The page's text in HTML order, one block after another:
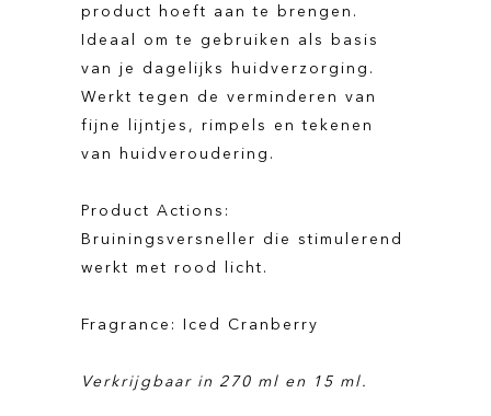
product hoeft aan te brengen.
Ideaal om te gebruiken als basis
van je dagelijks huidverzorging.
Werkt tegen de verminderen van
fijne lijntjes, rimpels en tekenen
van huidveroudering.
Product Actions:
Bruiningsversneller die stimulerend
werkt met rood licht.
Fragrance: Iced Cranberry
Verkrijgbaar in 270 ml en 15 ml.